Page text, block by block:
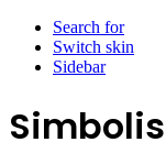
Search for
Switch skin
Sidebar
Simbolis